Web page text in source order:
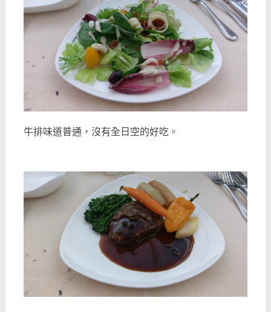
牛排味道普通，沒有全日空的好吃。